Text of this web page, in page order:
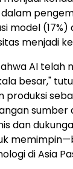
model
menjadi
AI telah
besar,"
sumber
dan
di Asia